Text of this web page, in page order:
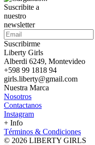
Suscribite a
nuestro
newsletter
Suscribirme
Liberty Girls
Alberdi 6249, Montevideo
+598 99 1818 94
girls.liberty@gmail.com
Nuestra Marca
Nosotros
Contactanos
Instagram
+ Info
Términos & Condiciones
© 2026 LIBERTY GIRLS